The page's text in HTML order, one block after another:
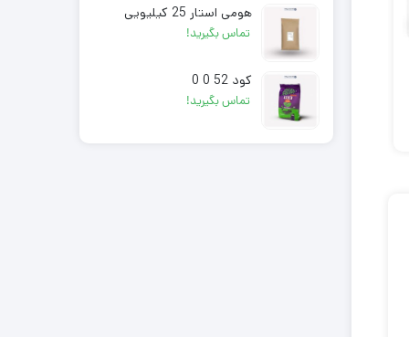
هومی استار 25 کیلیویی
تماس بگیرید!
کود 52 0 0
تماس بگیرید!